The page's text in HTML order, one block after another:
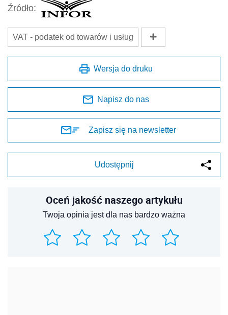
Źródło:
VAT - podatek od towarów i usług
Wersja do druku
Napisz do nas
Zapisz się na newsletter
Udostępnij
Oceń jakość naszego artykułu
Twoja opinia jest dla nas bardzo ważna